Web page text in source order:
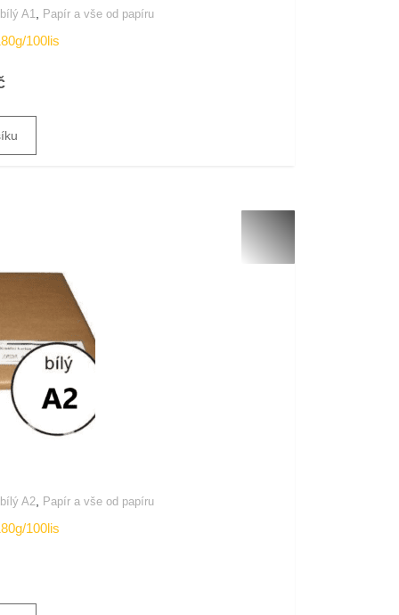
A1 Papír a vše od papíru
100lis
A2 Papír a vše od papíru
100lis